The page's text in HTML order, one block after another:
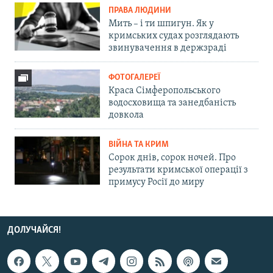
ПРАВА ЛЮДИНИ
Мить – і ти шпигун. Як у
кримських судах розглядають
звинувачення в держзраді
ФОТОГАЛЕРЕЇ
Краса Сімферопольського
водосховища та занедбаність
довкола
ВІЙНА ТА КРИМ
Сорок днів, сорок ночей. Про
результати кримської операції з
примусу Росії до миру
ДОЛУЧАЙСЯ!